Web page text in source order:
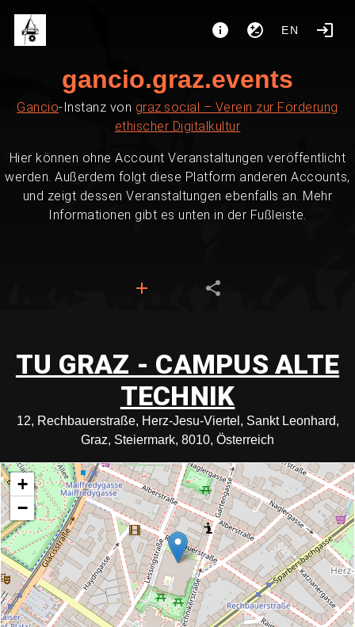
EN
gancio.graz.events
Gancio-Instanz von graz.social – Verein zur Förderung
ethischer Digitalkultur
Hier können ohne Account Veranstaltungen veröffentlicht
werden. Außerdem folgt diese Platform anderen Accounts,
und zeigt dessen Veranstaltungen ebenfalls an. Mehr
Informationen gibt es unten in der Fußleiste.
TU GRAZ - CAMPUS ALTE
TECHNIK
12, Rechbauerstraße, Herz-Jesu-Viertel, Sankt Leonhard,
Graz, Steiermark, 8010, Österreich
+
−